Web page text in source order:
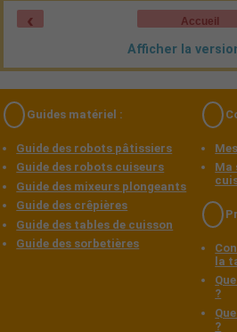
‹ Accueil
Afficher la
Guides matériel :
Guide des robots pâtissiers
Guide des robots cuiseurs
Guide des mixeurs plongeants
Guide des crêpières
Guide des tables de cuisson
Guide des sorbetières
Ma
la
?
?